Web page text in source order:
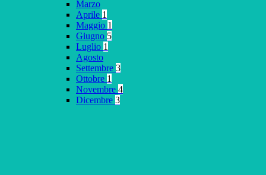
Marzo
Aprile 1
Maggio 1
Giugno 5
Luglio 1
Agosto
Settembre 3
Ottobre 1
Novembre 4
Dicembre 3